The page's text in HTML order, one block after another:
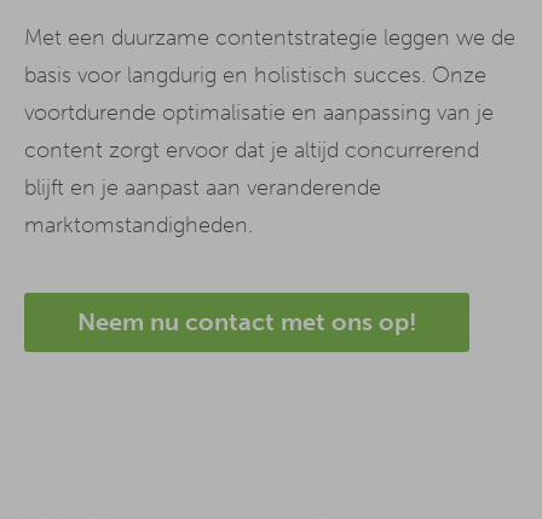
Met een duurzame contentstrategie leggen we de
basis voor langdurig en holistisch succes. Onze
voortdurende optimalisatie en aanpassing van je
content zorgt ervoor dat je altijd concurrerend
blijft en je aanpast aan veranderende
marktomstandigheden.
Neem nu contact met ons op!